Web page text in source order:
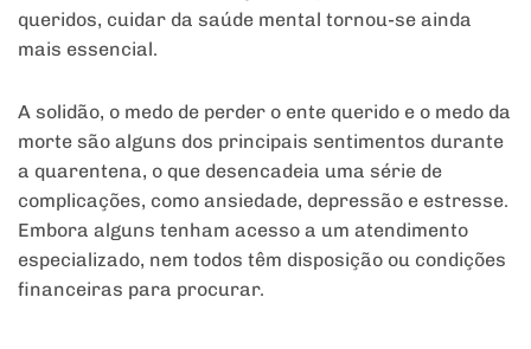
queridos, cuidar da saúde mental tornou-se ainda
mais essencial.
A solidão, o medo de perder o ente querido e o medo da
morte são alguns dos principais sentimentos durante
a quarentena, o que desencadeia uma série de
complicações, como ansiedade, depressão e estresse.
Embora alguns tenham acesso a um atendimento
especializado, nem todos têm disposição ou condições
financeiras para procurar.